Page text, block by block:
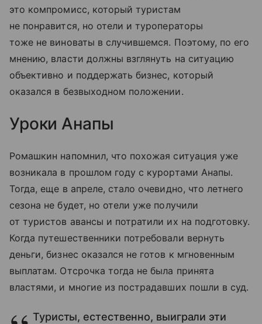
это компромисс, который туристам
не понравится, но отели и туроператоры
тоже не виноваты в случившемся. Поэтому, по его
мнению, власти должны взглянуть на ситуацию
объективно и поддержать бизнес, который
оказался в безвыходном положении.
Уроки Анапы
Ромашкин напомнил, что похожая ситуация уже
возникала в прошлом году с курортами Анапы.
Тогда, еще в апреле, стало очевидно, что летнего
сезона не будет, но отели уже получили
от туристов авансы и потратили их на подготовку.
Когда путешественники потребовали вернуть
деньги, бизнес оказался не готов к мгновенным
выплатам. Отсрочка тогда не была принята
властями, и многие из пострадавших пошли в суд.
Туристы, естественно, выиграли эти